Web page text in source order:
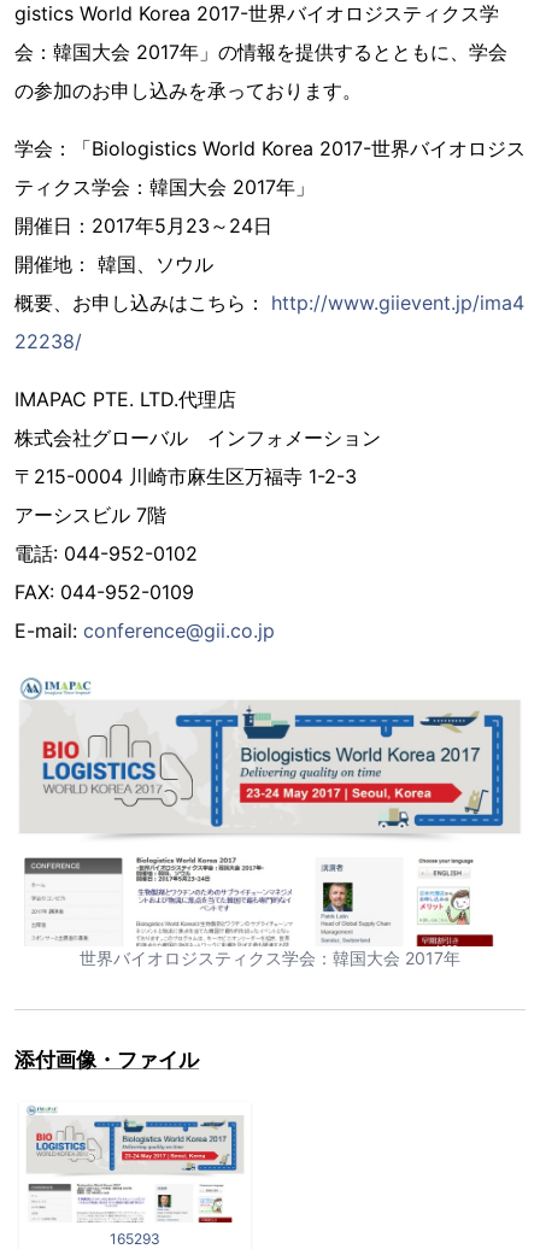
gistics World Korea 2017-世界バイオロジスティクス学
会：韓国大会 2017年」の情報を提供するとともに、学会
の参加のお申し込みを承っております。
学会：「Biologistics World Korea 2017-世界バイオロジス
ティクス学会：韓国大会 2017年」
開催日：2017年5月23～24日
開催地： 韓国、ソウル
概要、お申し込みはこちら： http://www.giievent.jp/ima4
22238/
IMAPAC PTE. LTD.代理店
株式会社グローバル インフォメーション
〒215-0004 川崎市麻生区万福寺 1-2-3
アーシスビル 7階
電話: 044-952-0102
FAX: 044-952-0109
E-mail: conference@gii.co.jp
世界バイオロジスティクス学会：韓国大会 2017年
添付画像・ファイル
165293